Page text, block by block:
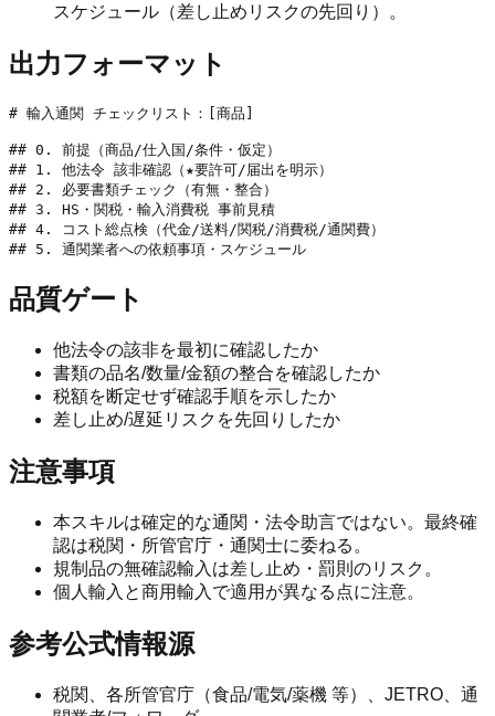
スケジュール（差し止めリスクの先回り）。
出力フォーマット
# 輸入通関 チェックリスト：[商品]
## 0. 前提（商品/仕入国/条件・仮定）
## 1. 他法令 該非確認（★要許可/届出を明示）
## 2. 必要書類チェック（有無・整合）
## 3. HS・関税・輸入消費税 事前見積
## 4. コスト総点検（代金/送料/関税/消費税/通関費）
品質ゲート
他法令の該非を最初に確認したか
書類の品名/数量/金額の整合を確認したか
税額を断定せず確認手順を示したか
差し止め/遅延リスクを先回りしたか
注意事項
本スキルは確定的な通関・法令助言ではない。最終確
認は税関・所管官庁・通関士に委ねる。
規制品の無確認輸入は差し止め・罰則のリスク。
個人輸入と商用輸入で適用が異なる点に注意。
参考公式情報源
税関、各所管官庁（食品/電気/薬機 等）、JETRO、通